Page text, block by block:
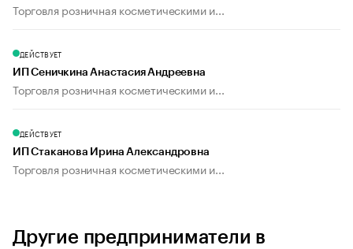
Торговля розничная косметическими и...
ДЕЙСТВУЕТ
ИП Сеничкина Анастасия Андреевна
Торговля розничная косметическими и...
ДЕЙСТВУЕТ
ИП Стаканова Ирина Александровна
Торговля розничная косметическими и...
Другие предприниматели в